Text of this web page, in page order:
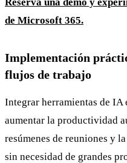
de Microsoft 365.
Implementación
flujos de trabajo
Integrar herramientas de
aumentar la productividad
resúmenes de reuniones y
sin necesidad de grandes